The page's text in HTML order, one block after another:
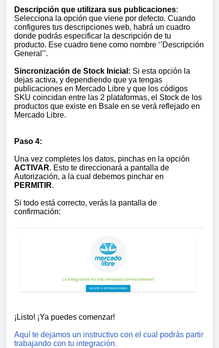
Descripción que utilizara sus publicaciones:
Selecciona la opción que viene por defecto. Cuando
configures tus descripciones web, habrá un cuadro
donde podrás especificar la descripción de tu
producto. Ese cuadro tiene como nombre ‘’Descripción
General’’.
Sincronización de Stock Inicial: Si esta opción la
dejas activa, y dependiendo que ya tengas
publicaciones en Mercado Libre y que los códigos
SKU coincidan entre las 2 plataformas, el Stock de los
productos que existe en Bsale en se verá reflejado en
Mercado Libre.
Paso 4:
Una vez completes los datos, pinchas en la opción
ACTIVAR. Esto te direccionará a pantalla de
Autorización, a la cual debemos pinchar en
PERMITIR.
Si todo está correcto, verás la pantalla de
confirmación:
¡Listo! ¡Ya puedes comenzar!
Aquí te dejamos un instructivo con el cual podrás partir
trabajando con tu integración.